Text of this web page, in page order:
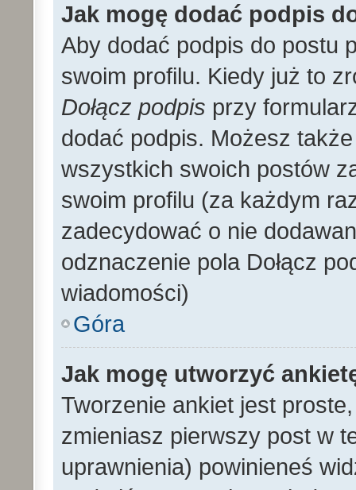
Jak mogę dodać podpis
Aby dodać podpis do postu
swoim profilu. Kiedy już to
Dołącz podpis przy
dodać podpis. Możesz
wszystkich swoich postów
swoim profilu (za każdym
zadecydować o nie
odznaczenie pola Dołącz
wiadomości)
Góra
Jak mogę utworzyć
Tworzenie ankiet jest
zmieniasz pierwszy post w
uprawnienia) powinieneś